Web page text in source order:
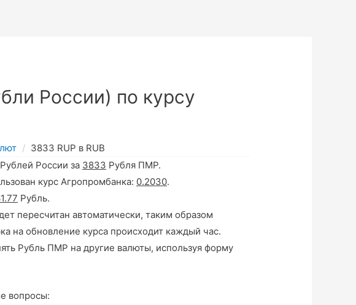
России) по курсу
3833 RUP в RUB
России за 3833 Рубля ПМР.
курс Агропромбанка: 0.2030.
Рубль.
пересчитан автоматически, таким образом
на обновление курса происходит каждый час.
Рубль ПМР на другие валюты, используя форму
вопросы: